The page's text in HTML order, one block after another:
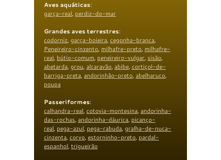
Aves aquáticas:
garça-real, perdiz-do-mar
Grandes aves terrestres:
codorniz, garça-boieira, cegonha-branca,
Peneireiro-cinzento, milhafre-preto, milhafre-
real, bútio-comum, peneireiro-vulgar, sisão,
abetarda, grou, alcaravão, abibe, cortiçol-de-
barriga-preta, andorinhão-preto, abelharuco,
poupa
Passeriformes:
calhandra-real, cotovia-montesina, andorinha-
das-rochas, andorinha-dáurica, picanço-
real, pega-azul, pega-rabuda, gralha-de-nuca-
cinzenta, corvo, estorninho-preto, pardal-
espanhol, trigueirão